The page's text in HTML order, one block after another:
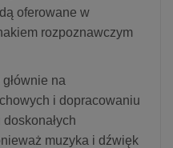
oferowane w
rozpoznawczym
na
i dopracowaniu
muzyka i dźwięk